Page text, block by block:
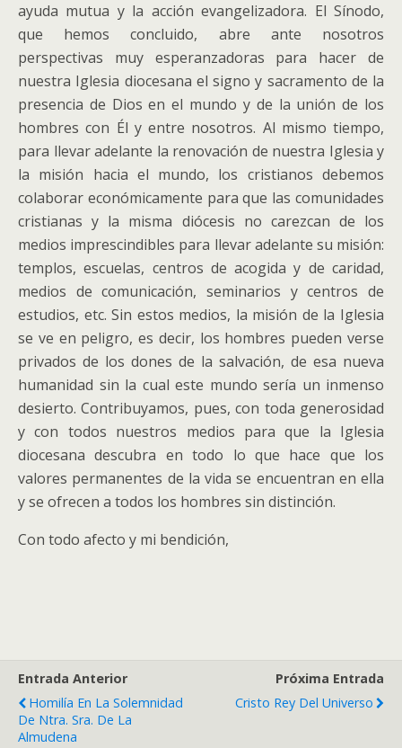
ayuda mutua y la acción evangelizadora. El Sínodo,
que hemos concluido, abre ante nosotros
perspectivas muy esperanzadoras para hacer de
nuestra Iglesia diocesana el signo y sacramento de la
presencia de Dios en el mundo y de la unión de los
hombres con Él y entre nosotros. Al mismo tiempo,
para llevar adelante la renovación de nuestra Iglesia y
la misión hacia el mundo, los cristianos debemos
colaborar económicamente para que las comunidades
cristianas y la misma diócesis no carezcan de los
medios imprescindibles para llevar adelante su misión:
templos, escuelas, centros de acogida y de caridad,
medios de comunicación, seminarios y centros de
estudios, etc. Sin estos medios, la misión de la Iglesia
se ve en peligro, es decir, los hombres pueden verse
privados de los dones de la salvación, de esa nueva
humanidad sin la cual este mundo sería un inmenso
desierto. Contribuyamos, pues, con toda generosidad
y con todos nuestros medios para que la Iglesia
diocesana descubra en todo lo que hace que los
valores permanentes de la vida se encuentran en ella
y se ofrecen a todos los hombres sin distinción.
Con todo afecto y mi bendición,
Entrada Anterior
Homilía En La Solemnidad
De Ntra. Sra. De La
Almudena
Próxima Entrada
Cristo Rey Del Universo